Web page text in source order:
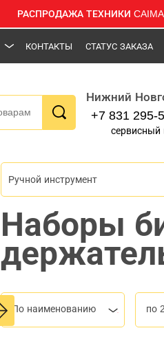
РАСПРОДАЖА ТЕХНИКИ
КОНТАКТЫ СТАТУС ЗАКАЗА
Нижний
+7 831 295-
сервисный
Ручной инструмент
Наборы
По наименованию по